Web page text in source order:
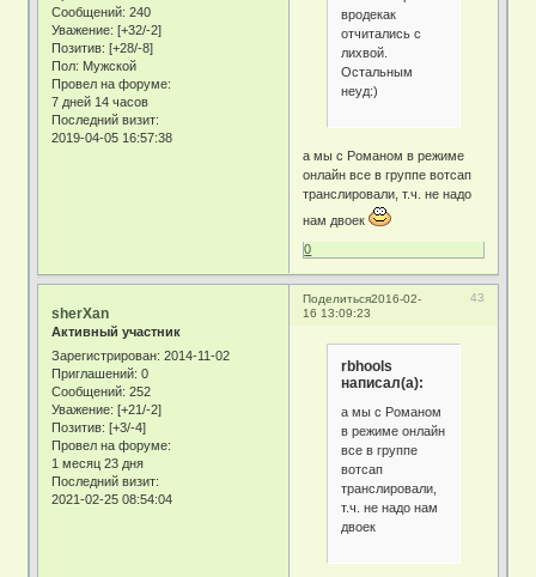
Сообщений: 240
Уважение: [+32/-2]
Позитив: [+28/-8]
Пол: Мужской
Провел на форуме:
7 дней 14 часов
Последний визит:
2019-04-05 16:57:38
вродекак
отчитались с
лихвой.
Остальным
неуд:)
а мы с Романом в режиме
онлайн все в группе вотсап
транслировали, т.ч. не надо
нам двоек
0
Поделиться 43
2016-02-
16 13:09:23
sherXan
Активный участник
Зарегистрирован: 2014-11-02
Приглашений: 0
Сообщений: 252
Уважение: [+21/-2]
Позитив: [+3/-4]
Провел на форуме:
1 месяц 23 дня
Последний визит:
2021-02-25 08:54:04
rbhools
написал(а):
а мы с Романом
в режиме онлайн
все в группе
вотсап
транслировали,
т.ч. не надо нам
двоек